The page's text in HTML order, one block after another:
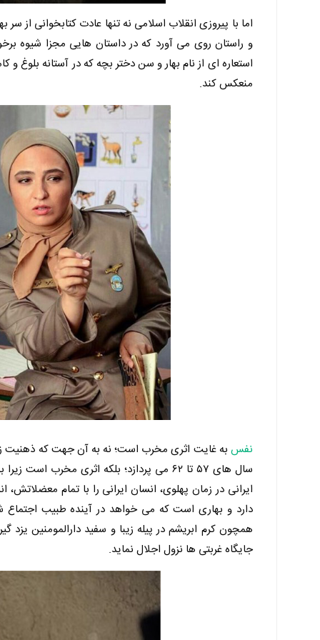
اما با پیروزی انقلاب اسلامی نه تنها عادت کتابخوانی از
و راستان روی می آورد که در داستان هایی مجزا شیوه
استعاره ای از نام بهار و سن دختر بچه که در آستانه
منعکس کند.
نفس به غایت اثری مخرب است؛ نه به آن جهت که ذهنیت
سال‌ های ۵۷ تا ۶۲ می پردازد؛ بلکه اثری
ایرانی در زمان پهلوی، انسان ایرانی را با تمام
دارد و بهاری است که می خواهد در آینده طبیب اجتماع
همچون کرم ابریشم در پیله زیبا و سفید دارالمومنین
جایگاه غربتی ها نزول اجلال نماید.